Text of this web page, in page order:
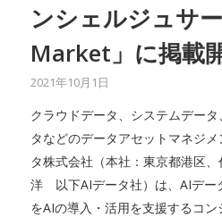
ンシェルジュサ
Market」に掲載
2021年10月1日
クラウドデータ、システムデー
タなどのデータアセットマネジ
タ株式会社（本社：東京都港区
洋 以下AIデータ社）は、AIデー
をAIの導入・活用を支援するコ